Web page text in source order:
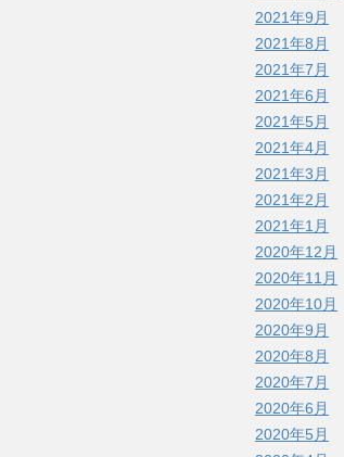
2021年9月
2021年8月
2021年7月
2021年6月
2021年5月
2021年4月
2021年3月
2021年2月
2021年1月
2020年12月
2020年11月
2020年10月
2020年9月
2020年8月
2020年7月
2020年6月
2020年5月